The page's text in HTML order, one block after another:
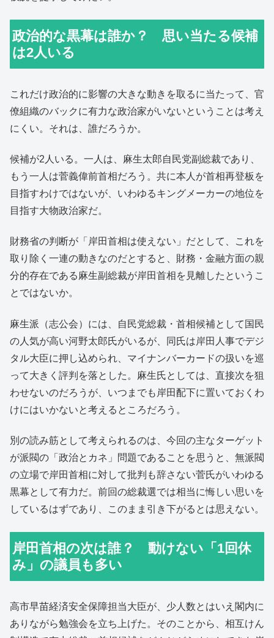
政治的な黒幕は誰か？ 思い当たる候補
は2人いる
これだけ政治的に影響の大きな動きを取るに当たって、官
僚組織のバックに有力な政治家がいないということは考え
にくい。それは、誰だろうか。
候補が2人いる。一人は、麻生太郎自民党副総裁であり、
もう一人は菅義偉前首相だろう。共に本人が首相再登板を
目指すわけではないが、いわゆるキングメーカーの地位を
目指す大物政治家だ。
財務省の判断が「岸田首相は使えない」だとして、これを
取り除く一連の動きなのだとすると、財務・金融方面の親
分的存在である麻生副総裁が岸田首相を見離したというこ
とではないか。
麻生派（志公会）には、自民党総裁・首相候補として国民
の人気が高い河野太郎氏がいるが、同氏は岸田人事でデジ
タル大臣に押し込められ、マイナンバーカードの扱いを巡
って大きく評判を落とした。麻生氏としては、直接次を狙
わせないのだろうが、いつまでも岸田配下に置いておくわ
けにはいかないと考えるところだろう。
別の読み筋として考えられるのは、今回の主なターゲット
が派閥の「政治とカネ」問題であることを思うと、無派閥
の立場で岸田首相に対して批判も辞さない菅氏がいわゆる
黒幕として有力だ。前回の総裁選では相当に悔しい思いを
しているはずであり、このまま引き下がるとは思えない。
岸田首相の次は誰？ 動けない「1回休
み」の議員も多い
高市早苗経済安全保障担当大臣が、少人数とはいえ閣内に
ありながら勉強会を立ち上げた。そのことから、相互けん